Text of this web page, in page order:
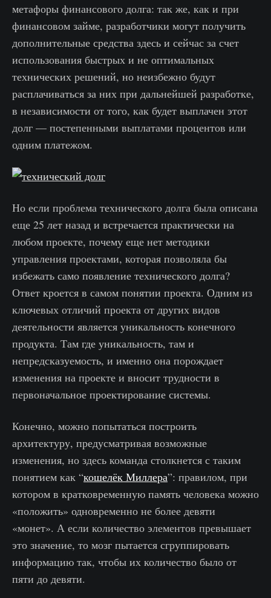
метафоры финансового долга: так же, как и при
финансовом займе, разработчики могут получить
дополнительные средства здесь и сейчас за счет
использования быстрых и не оптимальных
технических решений, но неизбежно будут
расплачиваться за них при дальнейшей разработке,
в независимости от того, как будет выплачен этот
долг — постепенными выплатами процентов или
одним платежом.
Но если проблема технического долга была описана
еще 25 лет назад и встречается практически на
любом проекте, почему еще нет методики
управления проектами, которая позволяла бы
избежать само появление технического долга?
Ответ кроется в самом понятии проекта. Одним из
ключевых отличий проекта от других видов
деятельности является уникальность конечного
продукта. Там где уникальность, там и
непредсказуемость, и именно она порождает
изменения на проекте и вносит трудности в
первоначальное проектирование системы.
Конечно, можно попытаться построить
архитектуру, предусматривая возможные
изменения, но здесь команда столкнется с таким
понятием как “кошелёк Миллера”: правилом, при
котором в кратковременную память человека можно
«положить» одновременно не более девяти
«монет». А если количество элементов превышает
это значение, то мозг пытается сгруппировать
информацию так, чтобы их количество было от
пяти до девяти.